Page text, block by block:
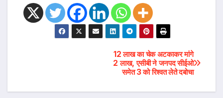
12 लाख का चेक अटकाकर मांगे
2 लाख, एसीबी ने जनपद सीईओ
समेत 3 को रिश्वत लेते दबोचा